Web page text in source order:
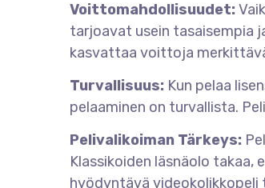
Voittomahdollisuudet:
tarjoavat usein tasaisempia
kasvattaa voittoja
Turvallisuus: Kun pelaa
pelaaminen on turvallista.
Pelivalikoiman Tärkeys:
Klassikoiden läsnäolo
hyödyntävä videokolikkopeli